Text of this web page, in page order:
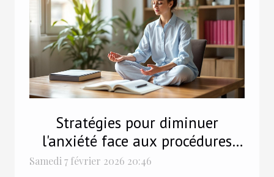
Stratégies pour diminuer
l'anxiété face aux procédures
légales
Samedi 7 février 2026 20:46